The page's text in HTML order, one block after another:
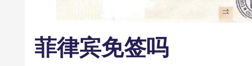
菲律宾免签吗